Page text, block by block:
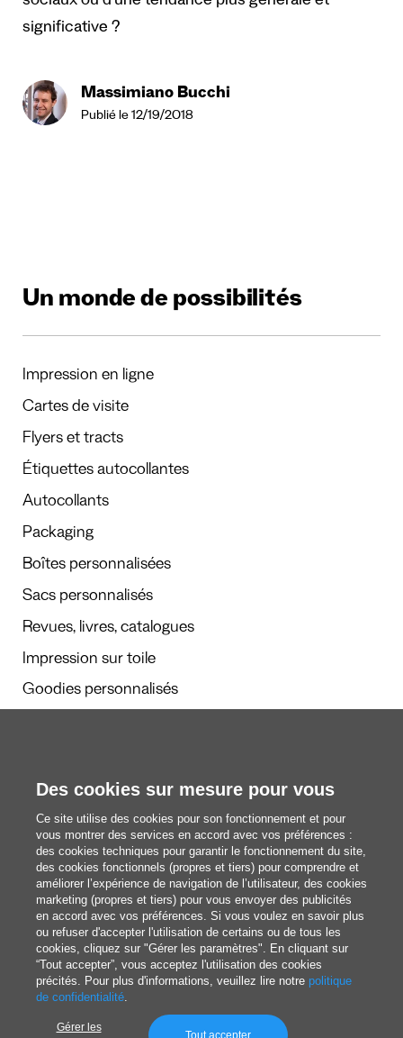
significative ?
Massimiano Bucchi
Publié le 12/19/2018
Un monde de possibilités
Impression en ligne
Cartes de visite
Flyers et tracts
Étiquettes autocollantes
Autocollants
Packaging
Boîtes personnalisées
Sacs personnalisés
Revues, livres, catalogues
Impression sur toile
Goodies personnalisés
Nous découvrir
blog@pixartprinting.com
Politique de Confidentialité
Des cookies sur mesure pour vous
Ce site utilise des cookies pour son fonctionnement et pour
vous montrer des services en accord avec vos préférences :
des cookies techniques pour garantir le fonctionnement du site,
des cookies fonctionnels (propres et tiers) pour comprendre et
améliorer l’expérience de navigation de l’utilisateur, des cookies
marketing (propres et tiers) pour vous envoyer des publicités
en accord avec vos préférences. Si vous voulez en savoir plus
ou refuser d'accepter l'utilisation de certains ou de tous les
cookies, cliquez sur "Gérer les paramètres". En cliquant sur
“Tout accepter”, vous acceptez l'utilisation des cookies
précités. Pour plus d'informations, veuillez lire notre politique
de confidentialité.
Gérer les
Tout accepter